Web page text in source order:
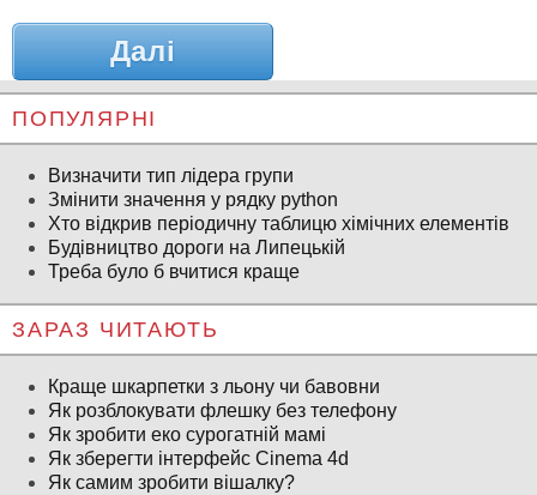
Далі
ПОПУЛЯРНІ
Визначити тип лідера групи
Змінити значення у рядку python
Хто відкрив періодичну таблицю хімічних елементів
Будівництво дороги на Липецькій
Треба було б вчитися краще
ЗАРАЗ ЧИТАЮТЬ
Краще шкарпетки з льону чи бавовни
Як розблокувати флешку без телефону
Як зробити еко сурогатній мамі
Як зберегти інтерфейс Cinema 4d
Як самим зробити вішалку?